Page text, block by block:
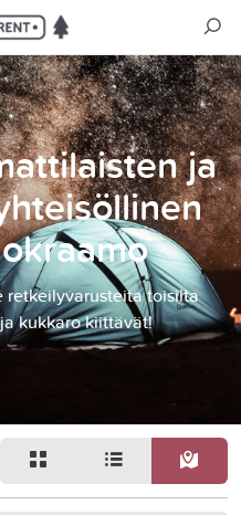
ja
retkeilyvarusteita toisilta
kukkaro kiittävät!